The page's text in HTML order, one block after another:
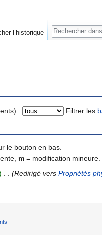
: Filtrer les
le bouton en bas.
m = modification mineure.
(Redirigé vers Propriétés
l’historique